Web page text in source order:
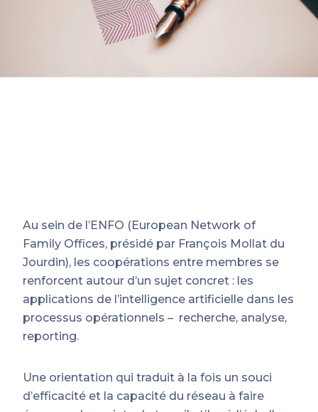
Au sein de l’ENFO (European Network of
Family Offices, présidé par François Mollat du
Jourdin), les coopérations entre membres se
renforcent autour d’un sujet concret : les
applications de l’intelligence artificielle dans les
processus opérationnels – recherche, analyse,
reporting.
Une orientation qui traduit à la fois un souci
d’efficacité et la capacité du réseau à faire